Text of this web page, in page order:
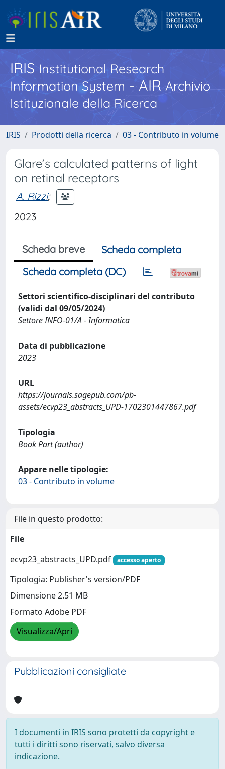
IRISInstitutional Research
Information System - AIR Archivio
Istituzionale della Ricerca
IRIS Prodotti della ricerca 03 - Contributo in volume
Glare’s calculated patterns of light
on retinal receptors
A. Rizzi;
2023
Scheda breve
Scheda completa
Scheda completa (DC)
Settori scientifico-disciplinari del contributo
(validi dal 09/05/2024)
Settore INFO-01/A - Informatica
Data di pubblicazione
2023
URL
https://journals.sagepub.com/pb-
assets/ecvp23_abstracts_UPD-1702301447867.pdf
Tipologia
Book Part (author)
Appare nelle tipologie:
03 - Contributo in volume
File in questo prodotto:
File
ecvp23_abstracts_UPD.pdf
accesso aperto
Tipologia: Publisher's version/PDF
Dimensione 2.51 MB
Formato Adobe PDF
Visualizza/Apri
Pubblicazioni consigliate
I documenti in IRIS sono protetti da copyright e
tutti i diritti sono riservati, salvo diversa
indicazione.